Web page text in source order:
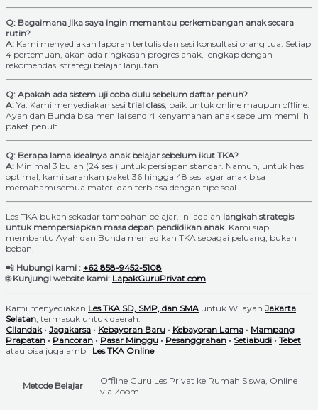
Q: Bagaimana jika saya ingin memantau perkembangan anak secara
rutin?
A: Kami menyediakan laporan tertulis dan sesi konsultasi orang tua. Setiap
4 pertemuan, akan ada ringkasan progres anak, lengkap dengan
rekomendasi strategi belajar lanjutan.
Q: Apakah ada sistem uji coba dulu sebelum daftar penuh?
A: Ya. Kami menyediakan sesi trial class, baik untuk online maupun offline.
Ayah dan Bunda bisa menilai sendiri kenyamanan anak sebelum memilih
paket penuh.
Q: Berapa lama idealnya anak belajar sebelum ikut TKA?
A: Minimal 3 bulan (24 sesi) untuk persiapan standar. Namun, untuk hasil
optimal, kami sarankan paket 36 hingga 48 sesi agar anak bisa
memahami semua materi dan terbiasa dengan tipe soal.
Les TKA bukan sekadar tambahan belajar. Ini adalah langkah strategis
untuk mempersiapkan masa depan pendidikan anak. Kami siap
membantu Ayah dan Bunda menjadikan TKA sebagai peluang, bukan
beban.
📲 Hubungi kami : +62 858-9452-5108
🌐Kunjungi website kami: LapakGuruPrivat.com
Kami menyediakan Les TKA SD, SMP, dan SMA untuk Wilayah Jakarta
Selatan, termasuk untuk daerah:
Cilandak• Jagakarsa • Kebayoran Baru • Kebayoran Lama • Mampang
Prapatan • Pancoran • Pasar Minggu • Pesanggrahan • Setiabudi • Tebet
atau bisa juga ambil Les TKA Online
Metode Belajar
Offline Guru Les Privat ke Rumah Siswa, Online
via Zoom